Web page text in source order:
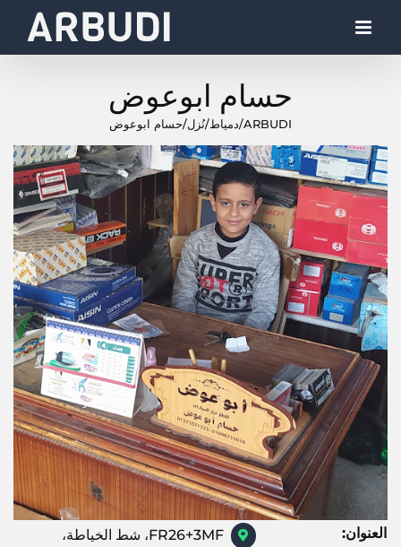
حسام ابوعوض
ARBUDI
/دمياط/نُزل/حسام ابوعوض
العنوان:
FR26+3MF، شط الخياطة،